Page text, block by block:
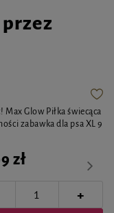
Max Glow Piłka świecąca
zabawka dla psa XL 9
zł
+